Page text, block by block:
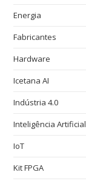
Energia
Fabricantes
Hardware
Icetana AI
Indústria 4.0
Inteligência Artificial
IoT
Kit FPGA